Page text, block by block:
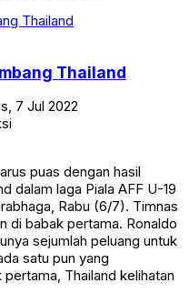
Thailand
7 Jul 2022
puas dengan hasil
dalam laga Piala AFF U-19
Rabu (6/7). Timnas
di babak pertama. Ronaldo
sejumlah peluang untuk
satu pun yang
Thailand kelihatan